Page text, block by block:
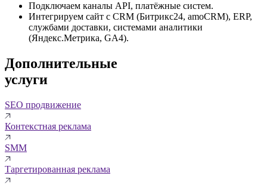
Подключаем каналы API, платёжные систем.
Интегрируем сайт с CRM (Битрикс24, amoCRM), ERP,
службами доставки, системами аналитики
(Яндекс.Метрика, GA4).
Дополнительные
услуги
SEO продвижение
Контекстная реклама
SMM
Таргетированная реклама